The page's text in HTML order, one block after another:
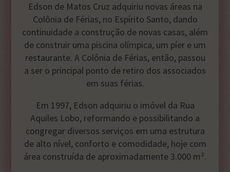
Edson de Matos Cruz adquiriu novas áreas na
Colônia de Férias, no Espírito Santo, dando
continuidade a construção de novas casas, além
de construir uma piscina olímpica, um píer e um
restaurante. A Colônia de Férias, então, passou
a ser o principal ponto de retiro dos associados
em suas férias.
Em 1997, Edson adquiriu o imóvel da Rua
Aquiles Lobo, reformando e possibilitando a
congregar diversos serviços em uma estrutura
de alto nível, conforto e comodidade, hoje com
área construída de aproximadamente 3.000 m².